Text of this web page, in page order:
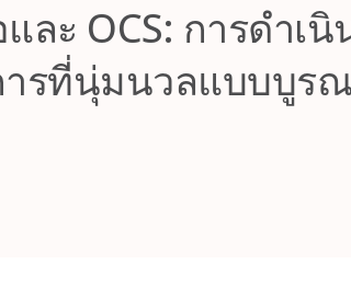
ละ OCS: การดําเ
ารที่นุ่มนวลแบบบูร